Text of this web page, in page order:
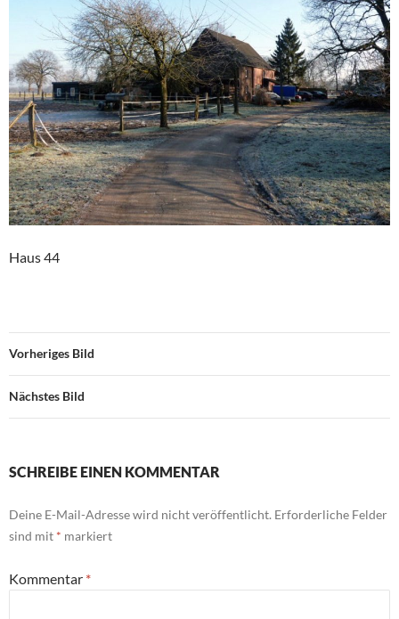
Haus 44
Vorheriges Bild
Nächstes Bild
SCHREIBE EINEN KOMMENTAR
Deine E-Mail-Adresse wird nicht veröffentlicht. Erforderliche Felder
sind mit * markiert
Kommentar *